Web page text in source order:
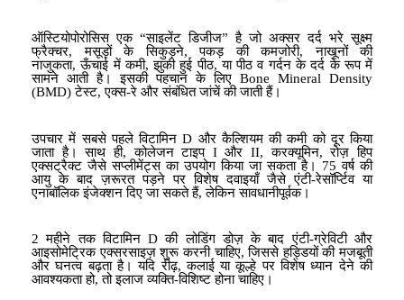
ऑस्टियोपोरोसिस एक “साइलेंट डिजीज” है जो अक्सर दर्द भरे सूक्ष्म
फ्रैक्चर,मसूड़ों के सिकुड़ने,पकड़ की कमजोरी,नाखूनों की
नाजुकता,ऊँचाई में कमी,झुकी हुई पीठ,या पीठ व गर्दन के दर्द के रूप में
सामने आती है। इसकी पहचान के लिए Bone Mineral Density
(BMD)टेस्ट,एक्स-रे और संबंधित जांचें की जाती हैं।
उपचार में सबसे पहले विटामिनD और कैल्शियम की कमी को दूर किया
जाता है। साथ ही,कोलेजन टाइप IऔरII,करक्यूमिन,रोज़ हिप
एक्सट्रैक्ट जैसे सप्लीमेंट्स का उपयोग किया जा सकता है। 75वर्ष की
आयु के बाद ज़रूरत पड़ने पर विशेष दवाइयाँ जैसे एंटी-रेसॉर्प्टिव या
एनाबॉलिक इंजेक्शन दिए जा सकते हैं,लेकिन सावधानीपूर्वक।
2महीने तक विटामिनDकी लोडिंग डोज़ के बाद एंटी-ग्रेविटी और
आइसोमेट्रिक एक्सरसाइज़ शुरू करनी चाहिए,जिससे हड्डियों की मजबूती
और घनत्व बढ़ता है। यदि रीढ़,कलाई या कूल्हे पर विशेष ध्यान देने की
आवश्यकता हो,तो इलाज व्यक्ति-विशिष्ट होना चाहिए।